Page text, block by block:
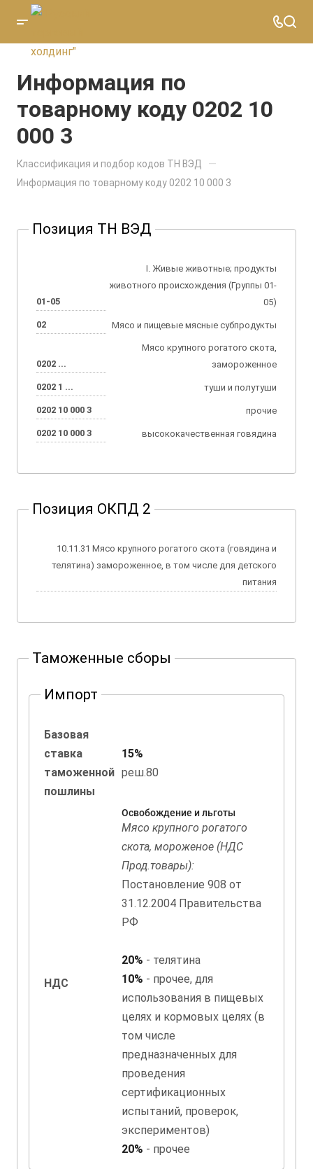
Информация по
товарному коду 0202 10
000 3
Классификация и подбор кодов ТН ВЭД —
Информация по товарному коду 0202 10 000 3
Позиция ТН ВЭД
01-05
I. Живые животные; продукты
животного происхождения (Группы 01-
05)
02 Мясо и пищевые мясные субпродукты
0202 ...
Мясо крупного рогатого скота,
замороженное
0202 1 ... туши и полутуши
0202 10 000 3 прочие
0202 10 000 3 высококачественная говядина
Позиция ОКПД 2
10.11.31 Мясо крупного рогатого скота (говядина и
телятина) замороженное, в том числе для детского
питания
Таможенные сборы
Импорт
Базовая
ставка
таможенной
пошлины
15%
реш.80
НДС
Освобождение и льготы
Мясо крупного рогатого
скота, мороженое (НДС
Прод.товары):
Постановление 908 от
31.12.2004 Правительства
РФ
20% - телятина
10% - прочее, для
использования в пищевых
целях и кормовых целях (в
том числе
предназначенных для
проведения
сертификационных
испытаний, проверок,
экспериментов)
20% - прочее